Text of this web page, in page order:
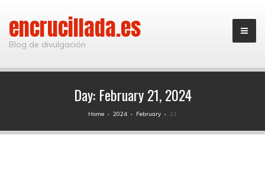
encrucillada.es
Blog de divulgación
Day: February 21, 2024
Home › 2024 › February › 21